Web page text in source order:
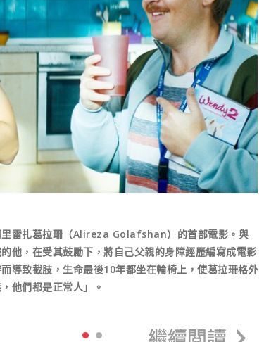
里雷扎葛拉珊（Alireza Golafshan）的首部電影。與
他，在受其鼓勵下，將自己父親的身障經歷編寫成電影
導致截肢，生命最後10年都坐在輪椅上，使葛拉珊格外
他們都是正常人」。